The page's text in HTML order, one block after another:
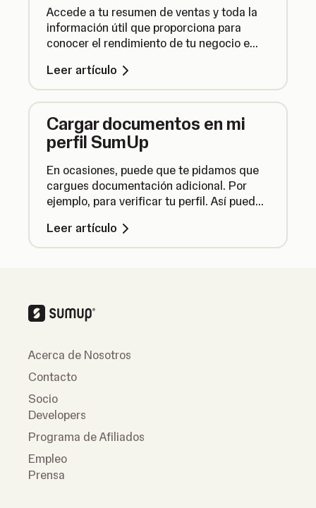
Accede a tu resumen de ventas y toda la
información útil que proporciona para
conocer el rendimiento de tu negocio e
Leer artículo
Cargar documentos en mi
perfil SumUp
En ocasiones, puede que te pidamos que
cargues documentación adicional. Por
ejemplo, para verificar tu perfil. Así puedes
Leer artículo
Acerca de Nosotros
Contacto
Socio
Developers
Programa de Afiliados
Empleo
Prensa